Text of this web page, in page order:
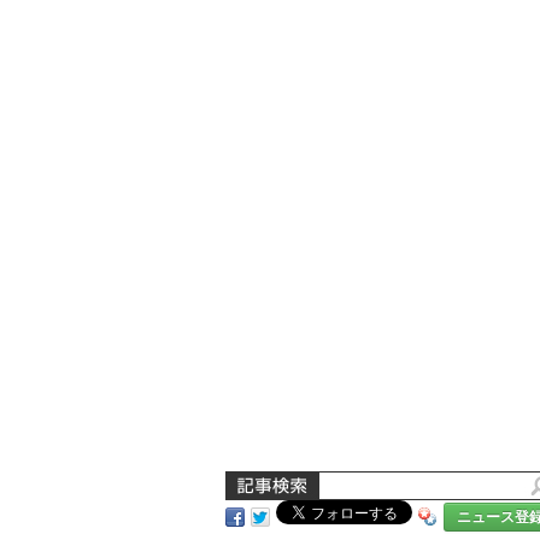
ニュース登